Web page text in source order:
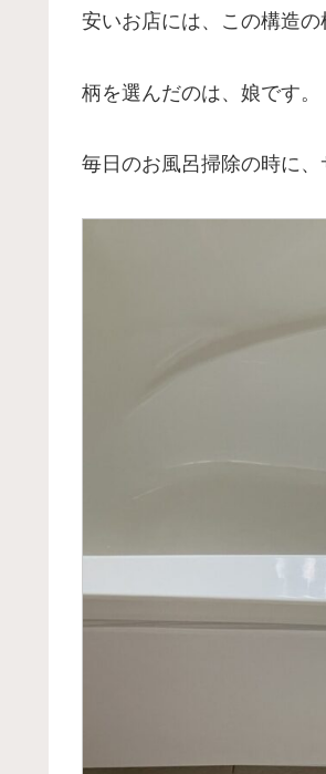
安いお店には、この構造の
柄を選んだのは、娘です。
毎日のお風呂掃除の時に